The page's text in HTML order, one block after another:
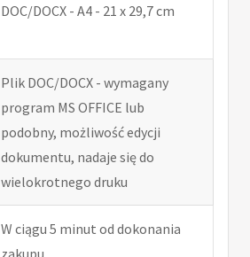
DOC/DOCX - A4 - 21 x 29,7 cm
Plik DOC/DOCX - wymagany
program MS OFFICE lub
podobny, możliwość edycji
dokumentu, nadaje się do
wielokrotnego druku
W ciągu 5 minut od dokonania
zakupu